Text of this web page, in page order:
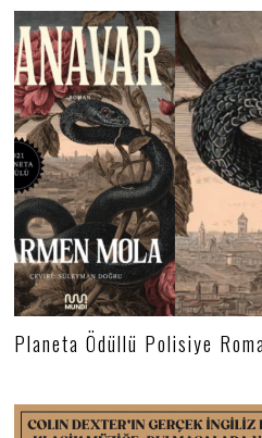
Planeta Ödüllü Polisiye